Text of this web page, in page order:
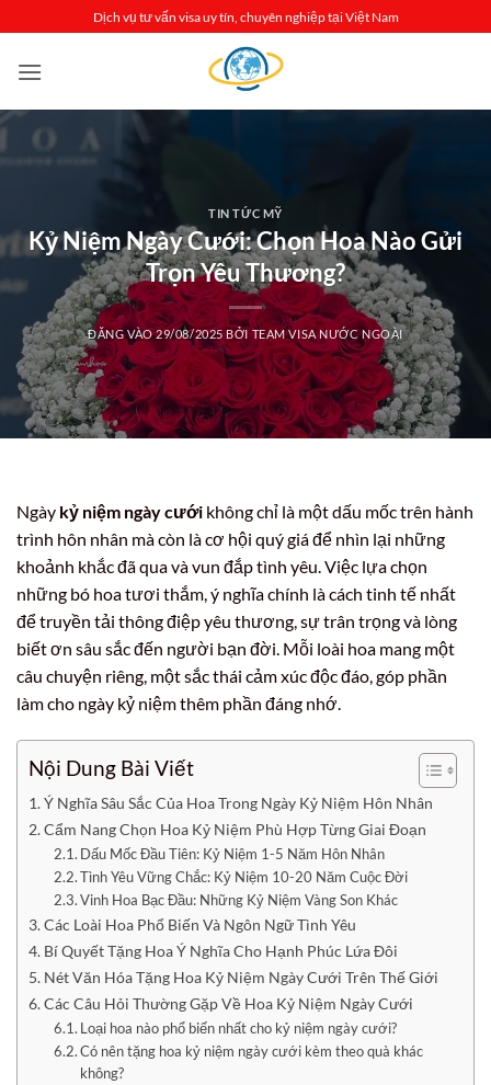
qua
nội
Dịch vụ tư vấn visa uy tín, chuyên nghiệp tại Việt Nam
TIN TỨC MỸ
Kỷ Niệm Ngày Cưới: Chọn Hoa Nào Gửi
Trọn Yêu Thương?
ĐĂNG VÀO29/08/2025 BỞI TEAM VISA NƯỚC NGOÀI
Ngày kỷ niệm ngày cưới không chỉ là một dấu mốc trên hành
trình hôn nhân mà còn là cơ hội quý giá để nhìn lại những
khoảnh khắc đã qua và vun đắp tình yêu. Việc lựa chọn
những bó hoa tươi thắm, ý nghĩa chính là cách tinh tế nhất
để truyền tải thông điệp yêu thương, sự trân trọng và lòng
biết ơn sâu sắc đến người bạn đời. Mỗi loài hoa mang một
câu chuyện riêng, một sắc thái cảm xúc độc đáo, góp phần
làm cho ngày kỷ niệm thêm phần đáng nhớ.
Nội Dung Bài Viết
Ý Nghĩa Sâu Sắc Của Hoa Trong Ngày Kỷ Niệm Hôn Nhân
Cẩm Nang Chọn Hoa Kỷ Niệm Phù Hợp Từng Giai Đoạn
Dấu Mốc Đầu Tiên: Kỷ Niệm 1-5 Năm Hôn Nhân
Tình Yêu Vững Chắc: Kỷ Niệm 10-20 Năm Cuộc Đời
Vinh Hoa Bạc Đầu: Những Kỷ Niệm Vàng Son Khác
Các Loài Hoa Phổ Biến Và Ngôn Ngữ Tình Yêu
Bí Quyết Tặng Hoa Ý Nghĩa Cho Hạnh Phúc Lứa Đôi
Nét Văn Hóa Tặng Hoa Kỷ Niệm Ngày Cưới Trên Thế Giới
Các Câu Hỏi Thường Gặp Về Hoa Kỷ Niệm Ngày Cưới
Loại hoa nào phổ biến nhất cho kỷ niệm ngày cưới?
Có nên tặng hoa kỷ niệm ngày cưới kèm theo quà khác
không?